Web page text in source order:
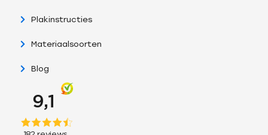
Plakinstructies
Materiaalsoorten
Blog